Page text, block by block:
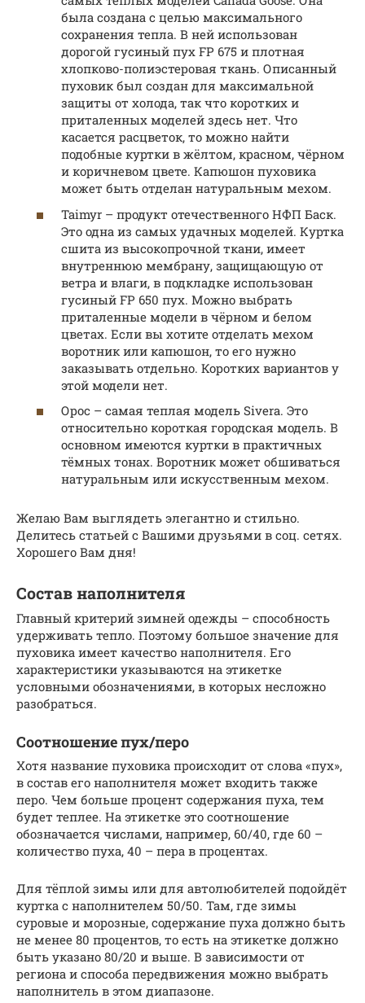
была создана с целью максимального
сохранения тепла. В ней использован
дорогой гусиный пух FP 675 и плотная
хлопково-полиэстеровая ткань. Описанный
пуховик был создан для максимальной
защиты от холода, так что коротких и
приталенных моделей здесь нет. Что
касается расцветок, то можно найти
подобные куртки в жёлтом, красном, чёрном
и коричневом цвете. Капюшон пуховика
может быть отделан натуральным мехом.
Taimyr – продукт отечественного НФП Баск.
Это одна из самых удачных моделей. Куртка
сшита из высокопрочной ткани, имеет
внутреннюю мембрану, защищающую от
ветра и влаги, в подкладке использован
гусиный FP 650 пух. Можно выбрать
приталенные модели в чёрном и белом
цветах. Если вы хотите отделать мехом
воротник или капюшон, то его нужно
заказывать отдельно. Коротких вариантов у
этой модели нет.
Орос – самая теплая модель Sivera. Это
относительно короткая городская модель. В
основном имеются куртки в практичных
тёмных тонах. Воротник может обшиваться
натуральным или искусственным мехом.
Желаю Вам выглядеть элегантно и стильно.
Делитесь статьей с Вашими друзьями в соц. сетях.
Хорошего Вам дня!
Состав наполнителя
Главный критерий зимней одежды – способность
удерживать тепло. Поэтому большое значение для
пуховика имеет качество наполнителя. Его
характеристики указываются на этикетке
условными обозначениями, в которых несложно
разобраться.
Соотношение пух/перо
Хотя название пуховика происходит от слова «пух»,
в состав его наполнителя может входить также
перо. Чем больше процент содержания пуха, тем
будет теплее. На этикетке это соотношение
обозначается числами, например, 60/40, где 60 –
количество пуха, 40 – пера в процентах.
Для тёплой зимы или для автолюбителей подойдёт
куртка с наполнителем 50/50. Там, где зимы
суровые и морозные, содержание пуха должно быть
не менее 80 процентов, то есть на этикетке должно
быть указано 80/20 и выше. В зависимости от
региона и способа передвижения можно выбрать
наполнитель в этом диапазоне.